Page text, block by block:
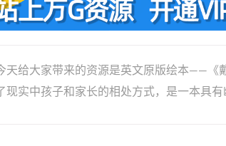
天给大家带来的资源是英文原版绘本——《
了现实中孩子和家长的相处方式，是一本具